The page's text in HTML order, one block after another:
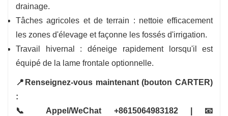
drainage.
Tâches agricoles et de terrain : nettoie efficacement
les zones d'élevage et façonne les fossés d'irrigation.
Travail hivernal : déneige rapidement lorsqu'il est
équipé de la lame frontale optionnelle.
📍Renseignez-vous maintenant (bouton CARTER)
:
📞 Appel/WeChat +8615064983182 | 📧